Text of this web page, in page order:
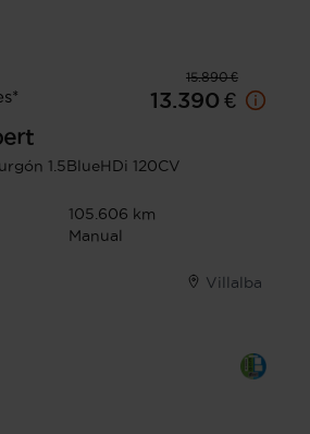
15.890 €
13.390 €
1.5BlueHDi 120CV
105.606 km
Manual
Villalba